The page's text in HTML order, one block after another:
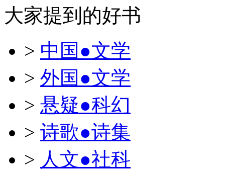
大家提到的好书
> 中国●文学
> 外国●文学
> 悬疑●科幻
> 诗歌●诗集
> 人文●社科